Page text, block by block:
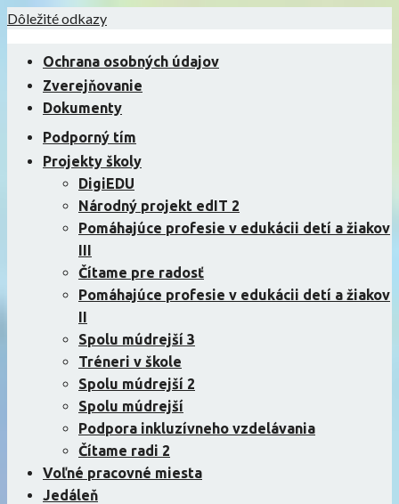
Skip
content
Dôležité odkazy
Ochrana osobných údajov
Zverejňovanie
Dokumenty
Podporný tím
Projekty školy
DigiEDU
Národný projekt edIT 2
Pomáhajúce profesie v edukácii detí a žiakov
III
Čítame pre radosť
Pomáhajúce profesie v edukácii detí a žiakov
II
Spolu múdrejší 3
Tréneri v škole
Spolu múdrejší 2
Spolu múdrejší
Podpora inkluzívneho vzdelávania
Čítame radi 2
Voľné pracovné miesta
Jedáleň